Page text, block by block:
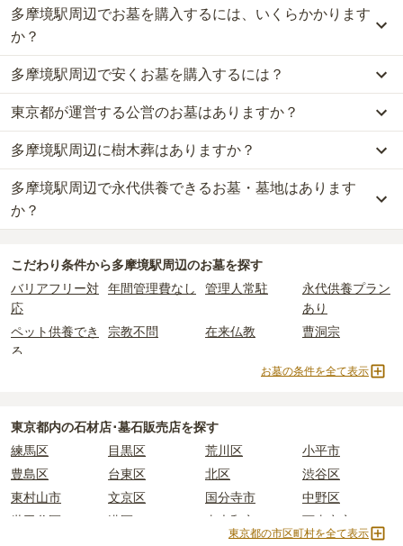
多摩境駅周辺でお墓を購入するには、いくらかかります
か？
多摩境駅周辺での購入費用の目安は、一般墓が約244万円、樹木葬
が約29万円、納骨堂が約84万円、永代供養墓が約26万円です。
一般墓を建てる場合は、「永代使用料（土地代）」と「墓石代」の
2つが主な費用となります。
多摩境駅周辺の一般墓の永代使用料の平均は で、墓石代は東
素材によって変わります。
樹木葬・納骨堂・永代供養墓は、基本的に墓石代がかからず、永代
なお、お墓によっては以下の費用が別途かかる場合があります。
・開眼法要の費用：お墓を新しく建てた際に行う儀式のための費
用。僧侶に渡すお布施がかかります。
・納骨式の費用
：お墓に遺骨を納める儀式のための費用。僧侶に渡
すお布施、会食などの費用がかかります。
：お墓の管理費。契約後、毎年発生するケースがあり
正確な費用は、区画や石材の選び方によって大きく変わるため、見
積もりを取るまで確定しません。
現地見学では、担当者に「提示金額以外にかかる費用はないか」を
必ず確認することをおすすめします。
現地への見学が難しい場合は、資料請求でも各霊園の詳しい料金案
多摩境駅周辺で安くお墓を購入するには？
多摩境駅周辺で一番安価なお墓は、ゆぎ霊苑の永代供養墓
8万
円からお求めいただけます。
一般的に最も費用を抑えられるのは、他の方のご遺骨と一緒に埋葬
する「合祀墓（ごうしぼ）」と呼ばれるタイプです。個別のお墓に
比べて省スペースで管理の手間がかからないため、費用が安く設定
されています。
価格の目安は、1名あたり5万円〜30万円程度です。
多摩境駅周辺で安価なお墓を探したい場合は、
替えてお墓を探すのがおすすめです。
東京都が運営する公営のお墓はありますか？
多摩境駅周辺には、東京都が運営する公営の霊園が
件あります。
八王子市営 南多摩都市霊園がそれにあたります。
公営霊園は民営の霊園と異なり、契約にあたって応募資格が設けら
れているケースがほとんどです。
上住んでいるなどが挙げられます。
条件を満たさない場合は、申し込み自体ができないことも多いた
め、事前の確認が重要です。
契約条件の詳細は、各霊園のページをご確認いただくか、資料請求
よりお問い合わせください。
多摩境駅周辺に樹木葬はありますか？
多摩境駅周辺には、2件の樹木葬があります。
詳しくは、
多摩境駅周辺で永代供養できるお墓・墓地はあります
か？
詳しくは、多摩境駅周辺の永代供養の一覧をご覧ください。
こだわり条件から多摩境駅周辺のお墓を探す
バリアフリー対
応
年間管理費なし 管理人常駐
永代供養プラン
あり
ペット供養でき
る
宗教不問 在来仏教 曹洞宗
永代供養墓
2人用区画あり
お墓の条件を全て表示
東京都内の石材店･墓石販売店を探す
練馬区
目黒区 荒川区
小平市
豊島区
台東区 北区
渋谷区
東村山市
文京区 国分寺市
中野区
世田谷区
港区 東大和市
西東京市
東京都の市区町村を全て表示